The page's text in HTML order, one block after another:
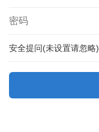
安全提问(未设置请忽略)